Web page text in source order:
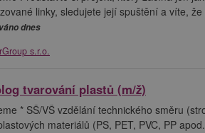
linky, sledujete její spuštění a víte,
dnes
s.r.o.
tvarování plastů (m/ž)
* SŠ/VŠ vzdělání technického směru
materiálů (PS, PET, PVC, PP